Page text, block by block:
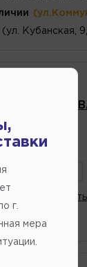
(ул. Кубанская,
топлива
:
:Ж02
г.
мера